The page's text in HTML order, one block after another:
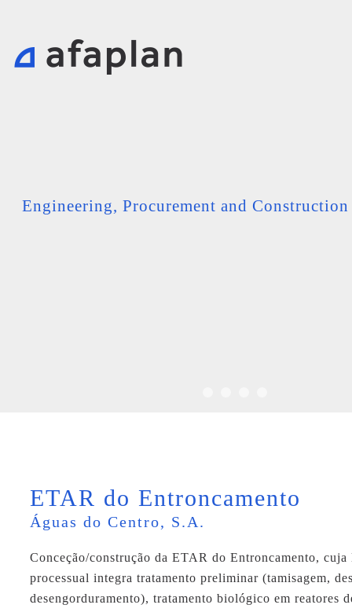
Engineering, Procurement and Construction
ETAR do Entroncamento
Águas do Centro, S.A.
Conceção/construção da ETAR do Entroncamento, cuja
processual integra tratamento preliminar (tamisagem,
desengorduramento), tratamento biológico em reatores